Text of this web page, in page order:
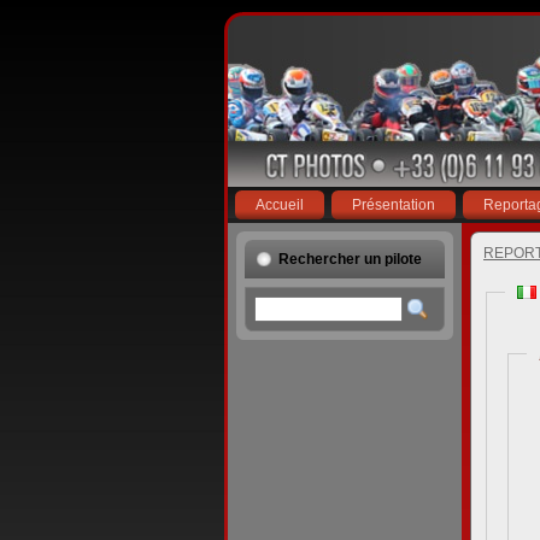
Accueil Présentation
Rechercher un pilote